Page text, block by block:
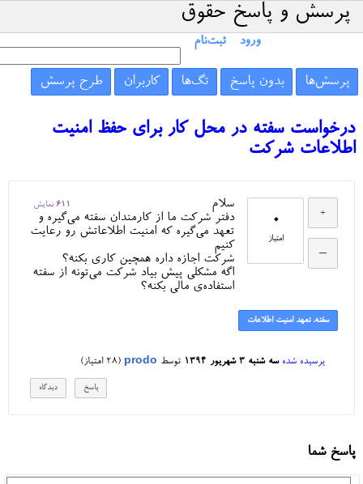
پرسش و پاسخ حقوق
ورود ثبت‌نام
پرسش‌ها بدون پاسخ تگ‌ها کاربران طرح پرسش
درخواست سفته در محل کار برای حفظ امنیت
اطلاعات شرکت
0
امتیاز
611 نمایش
سلام
دفتر شرکت ما از کارمندان سفته می‌گیره و
تعهد می‌گیره که امنیت اطلاعاتش رو رعایت
کنیم
شرکت اجازه داره همچین کاری بکنه؟
اگه مشکلی پیش بیاد شرکت می‌تونه از سفته
استفاده‌ی مالی بکنه؟
سفته. تعهد امنیت اطلاعات
پرسیده شده سه شنبه ۳ شهریور ۱۳۹۴ توسط prodo
(
28 امتیاز)
پاسخ شما